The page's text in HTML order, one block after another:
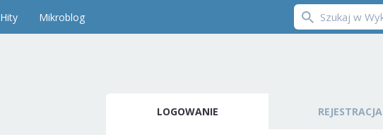
Hity Mikroblog
LOGOWANIE REJESTRACJA